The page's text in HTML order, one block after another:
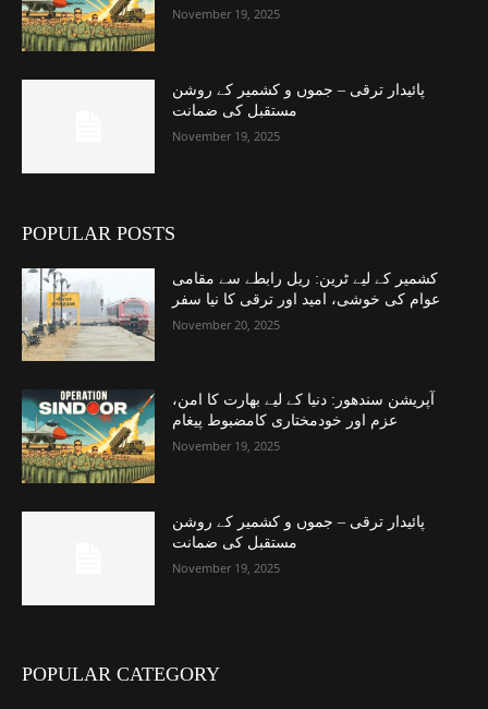
November 19, 2025
پائیدار ترقی – جموں و کشمیر کے روشن
مستقبل کی ضمانت
November 19, 2025
POPULAR POSTS
کشمیر کے لیے ٹرین: ریل رابطے سے مقامی
عوام کی خوشی، امید اور ترقی کا نیا سفر
November 20, 2025
آپریشن سندھور: دنیا کے لیے بھارت کا امن،
عزم اور خودمختاری کامضبوط پیغام
November 19, 2025
پائیدار ترقی – جموں و کشمیر کے روشن
مستقبل کی ضمانت
November 19, 2025
POPULAR CATEGORY